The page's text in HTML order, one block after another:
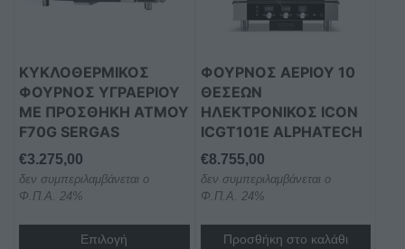
ΚΥΚΛΟΘΕΡΜΙΚΟΣ
ΦΟΥΡΝΟΣ ΥΓΡΑΕΡΙΟΥ
ΜΕ ΠΡΟΣΘΗΚΗ ΑΤΜΟΥ
F70G SERGAS
€3.275,00
δεν συμπεριλαμβάνεται ο
Φ.Π.Α. 24%
Επιλογή
ΦΟΥΡΝΟΣ ΑΕΡΙΟΥ 10
ΘΕΣΕΩΝ
ΗΛΕΚΤΡΟΝΙΚΟΣ ICON
ICGT101E ALPHATECH
€8.755,00
δεν συμπεριλαμβάνεται ο
Φ.Π.Α. 24%
Προσθήκη στο καλάθι